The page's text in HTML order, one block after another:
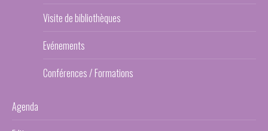
Visite de bibliothèques
Evénements
Conférences / Formations
Agenda